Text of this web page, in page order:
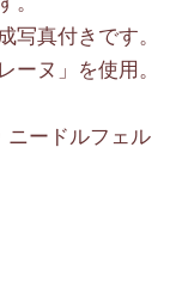
写真付きです。
ーヌ」を使用。
ニードルフェル